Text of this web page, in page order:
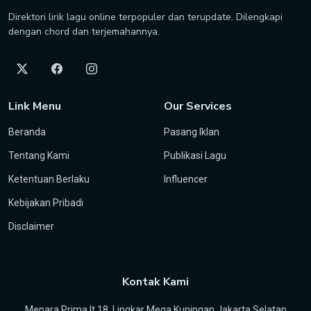
Direktori lirik lagu online terpopuler dan terupdate. Dilengkapi
dengan chord dan terjemahannya.
Link Menu
Beranda
Tentang Kami
Ketentuan Berlaku
Kebijakan Pribadi
Disclaimer
Our Services
Pasang Iklan
Publikasi Lagu
Influencer
Kontak Kami